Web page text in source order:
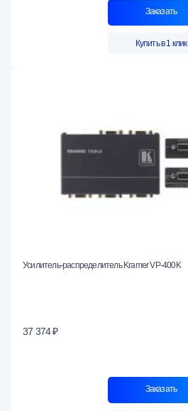
Заказать
Купить в 1 клик
Усилитель-распределитель Kramer VP-400K
37 374 ₽
Заказать